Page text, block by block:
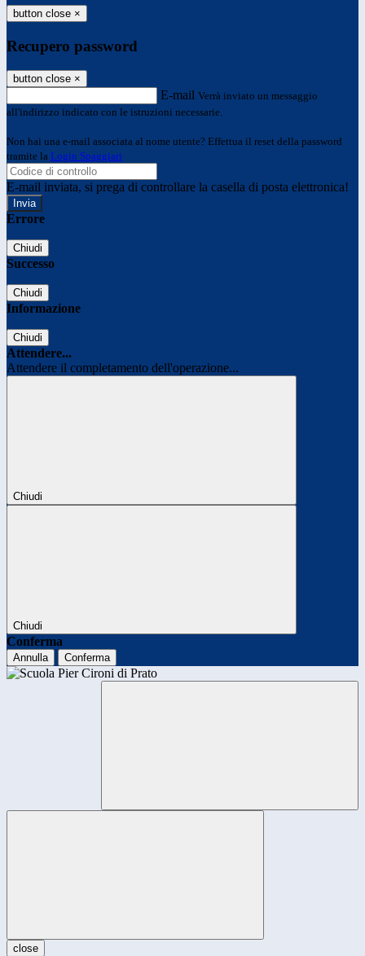
button close ×
Recupero password
button close ×
E-mail Verrà inviato un messaggio
all'indirizzo indicato con le istruzioni necessarie.
Non hai una e-mail associata al nome utente? Effettua il reset della password
tramite la Login Spaggiari
E-mail inviata, si prega di controllare la casella di posta elettronica!
Errore
Chiudi
Successo
Chiudi
Informazione
Chiudi
Attendere...
Attendere il completamento dell'operazione...
Chiudi
Chiudi
Conferma
Annulla Conferma
close